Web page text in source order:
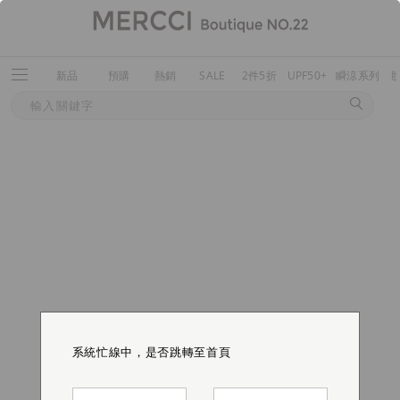
新品 預購 熱銷 SALE 2件5折 UPF50+ 瞬涼系列
系統忙線中，是否跳轉至首頁
系統忙線中，是否跳轉至首頁
系統忙線中，是否跳轉至首頁
系統忙線中，是否跳轉至首頁
系統忙線中，是否跳轉至首頁